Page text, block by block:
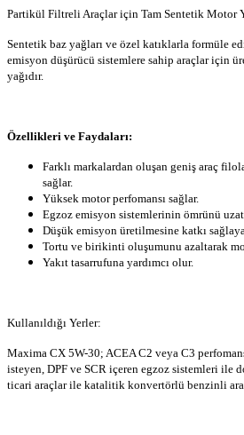
Partikül Filtreli Araçlar için Tam Sentetik Motor
Sentetik baz yağları ve özel katıklarla formüle
emisyon düşürücü sistemlere sahip araçlar için
yağıdır.
Özellikleri ve Faydaları:
Farklı markalardan oluşan geniş araç
sağlar.
Yüksek motor perfomansı sağlar.
Egzoz emisyon sistemlerinin ömrünü
Düşük emisyon üretilmesine katkı
Tortu ve birikinti oluşumunu azaltarak
Yakıt tasarrufuna yardımcı olur.
Kullanıldığı Yerler:
Maxima CX 5W-30; ACEA C2 veya C3
isteyen, DPF ve SCR içeren egzoz sistemleri ile
ticari araçlar ile katalitik konvertörlü benzinli